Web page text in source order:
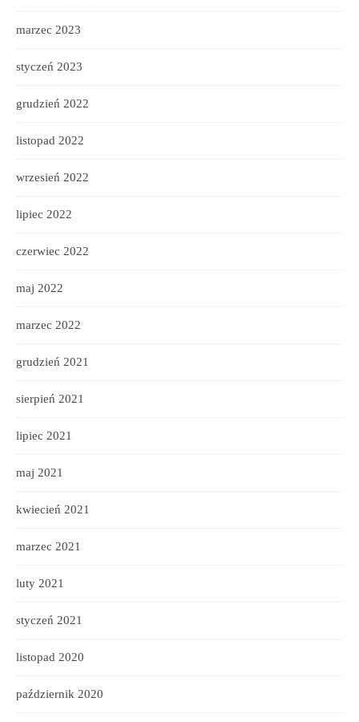
marzec 2023
styczeń 2023
grudzień 2022
listopad 2022
wrzesień 2022
lipiec 2022
czerwiec 2022
maj 2022
marzec 2022
grudzień 2021
sierpień 2021
lipiec 2021
maj 2021
kwiecień 2021
marzec 2021
luty 2021
styczeń 2021
listopad 2020
październik 2020